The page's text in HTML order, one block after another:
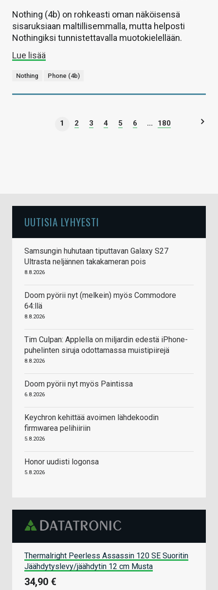
Nothing (4b) on rohkeasti oman näköisensä
sisaruksiaan maltillisemmalla, mutta helposti
Nothingiksi tunnistettavalla muotokielellään.
Lue lisää
Nothing Phone (4b)
1 2 3 4 5 6 ... 180
UUTISIA LYHYESTI
Samsungin huhutaan tiputtavan Galaxy S27
Ultrasta neljännen takakameran pois
8.8.2026
Doom pyörii nyt (melkein) myös Commodore
64:llä
8.8.2026
Tim Culpan: Applella on miljardin edestä iPhone-
puhelinten siruja odottamassa muistipiirejä
8.8.2026
Doom pyörii nyt myös Paintissa
6.8.2026
Keychron kehittää avoimen lähdekoodin
firmwarea pelihiiriin
5.8.2026
Honor uudisti logonsa
5.8.2026
Thermalright Peerless Assassin 120 SE Suoritin
Jäähdytyslevy/jäähdytin 12 cm Musta
34,90 €